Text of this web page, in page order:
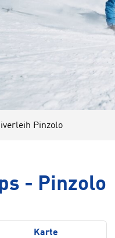
Pinzolo
- Pinzolo
Karte